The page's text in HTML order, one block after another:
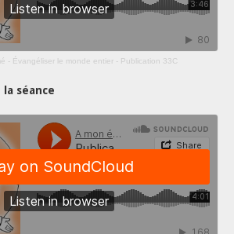
- Évangéliser le monde entier - Publication 33C
la séance